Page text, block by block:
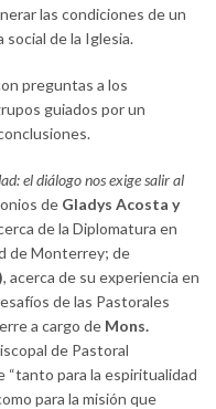
las condiciones de un
social de la Iglesia.
preguntas a los
guiados por un
el diálogo nos exige salir al
de Gladys Acosta y
de la Diplomatura en
de Monterrey; de
, acerca de su experiencia en
de las Pastorales
a cargo de Mons.
de Pastoral
“tanto para la espiritualidad
para la misión que